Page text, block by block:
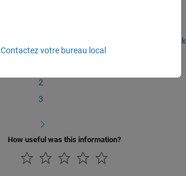
Create a Digital Write Block
2
3
How useful was this information?
Contactez votre bureau local